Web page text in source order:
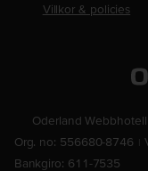
Villkor & policies
Oderland
Org. no: 556680-8746
Bankgiro: 611-7535